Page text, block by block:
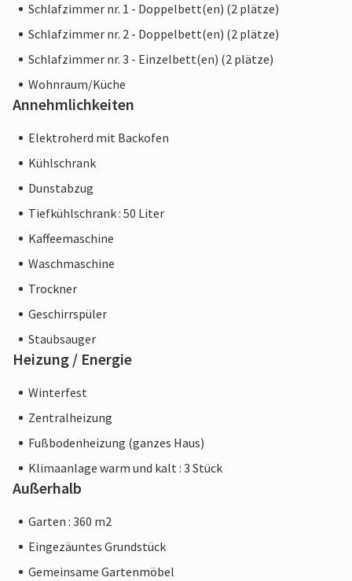
Schlafzimmer nr. 1 - Doppelbett(en) (2 plätze)
Schlafzimmer nr. 2 - Doppelbett(en) (2 plätze)
Schlafzimmer nr. 3 - Einzelbett(en) (2 plätze)
Wohnraum/Küche
Annehmlichkeiten
Elektroherd mit Backofen
Kühlschrank
Dunstabzug
Tiefkühlschrank : 50 Liter
Kaffeemaschine
Waschmaschine
Trockner
Geschirrspüler
Staubsauger
Heizung / Energie
Winterfest
Zentralheizung
Fußbodenheizung (ganzes Haus)
Klimaanlage warm und kalt : 3 Stück
Außerhalb
Garten : 360 m2
Eingezäuntes Grundstück
Gemeinsame Gartenmöbel